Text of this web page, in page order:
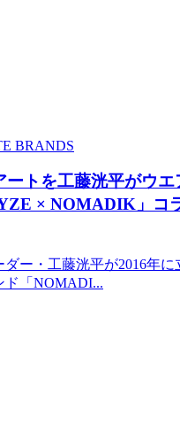
BRANDS
ートを工藤洸平がウエ
× NOMADIK」コ
ー・工藤洸平が2016年に
ド「NOMADI...